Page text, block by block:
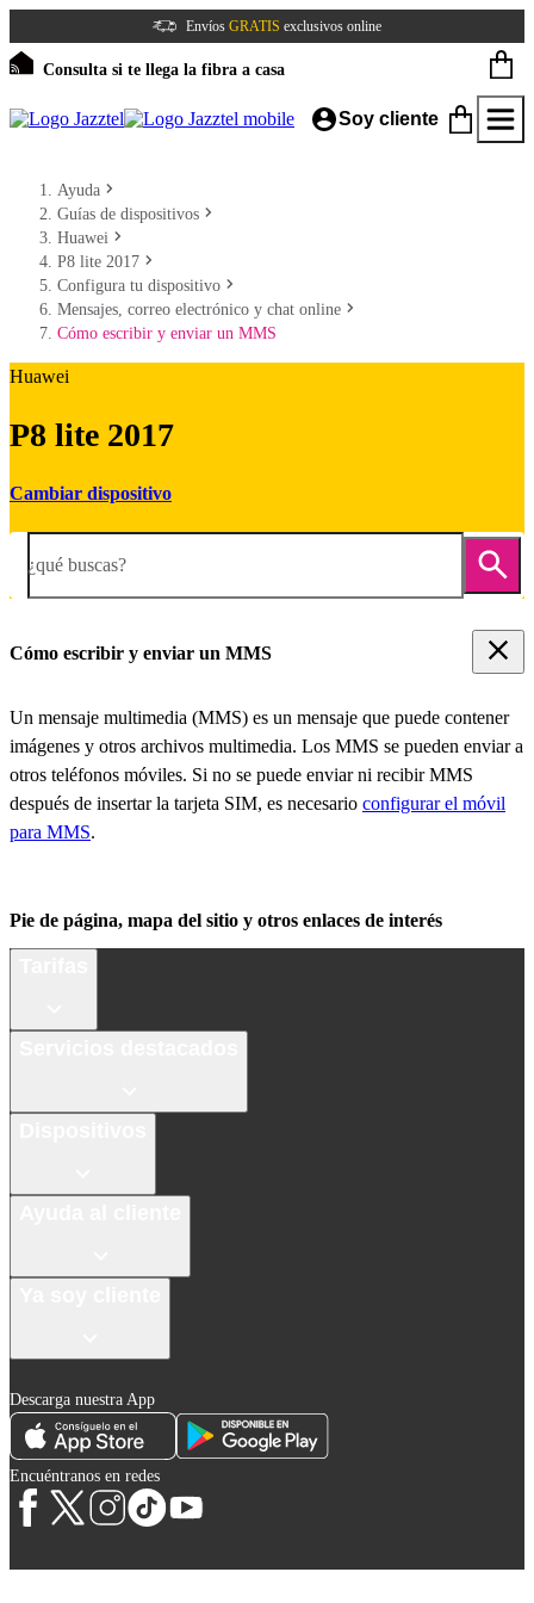
Envíos GRATIS exclusivos online
Consulta si te llega la fibra a casa
Soy cliente
Ayuda
Guías de dispositivos
Huawei
P8 lite 2017
Configura tu dispositivo
Mensajes, correo electrónico y chat online
Cómo escribir y enviar un MMS
Huawei
P8 lite 2017
Cambiar dispositivo
¿qué buscas?
Cómo escribir y enviar un MMS
Un mensaje multimedia (MMS) es un mensaje que puede contener
imágenes y otros archivos multimedia. Los MMS se pueden enviar a
otros teléfonos móviles. Si no se puede enviar ni recibir MMS
después de insertar la tarjeta SIM, es necesario configurar el móvil
para MMS.
Pie de página, mapa del sitio y otros enlaces de interés
Descarga nuestra App
Encuéntranos en redes